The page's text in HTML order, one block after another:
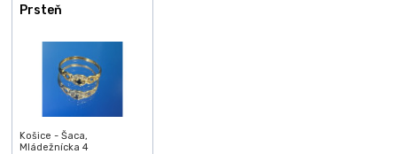
Prsteň
Košice - Šaca,
Mládežnícka 4